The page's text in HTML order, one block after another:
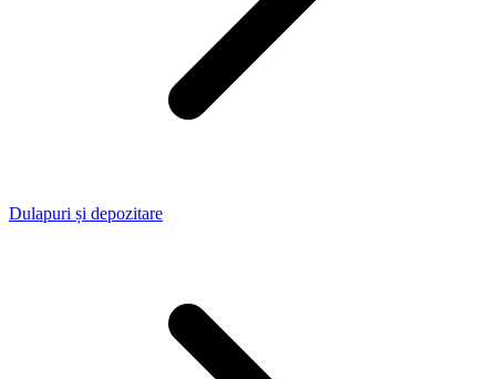
Dulapuri și depozitare